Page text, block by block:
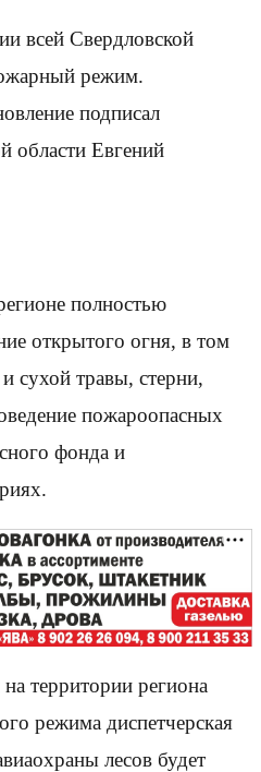
всей Свердловской
режим.
подписал
области Евгений
полностью
открытого огня, в том
сухой травы, стерни,
пожароопасных
фонда и
территории региона
режима диспетчерская
лесов будет